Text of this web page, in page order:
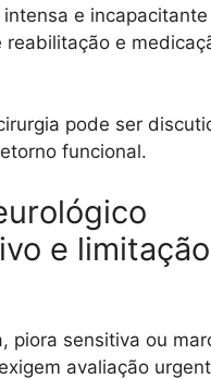
e
reabilitação e
pode ser
funcional.
e limitação
piora sensitiva ou
avaliação